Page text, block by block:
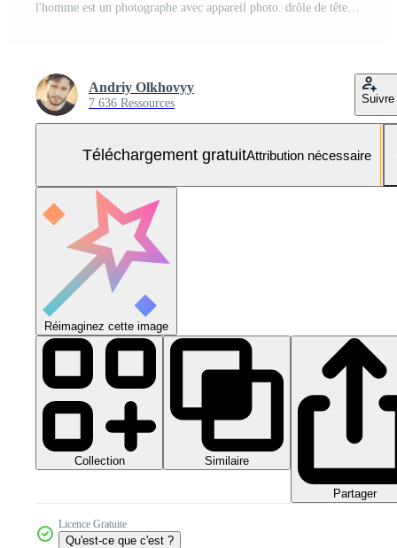
l'homme est un photographe avec appareil photo. drôle de tête. fond gris foncé Photo Gratuite
Andriy Olkhovyy
7 636 Ressources Suivre
Téléchargement gratuitAttribution nécessaire
Réimaginez cette image
Collection Similaire
Partager
Licence Gratuite
Qu'est-ce que c'est ?